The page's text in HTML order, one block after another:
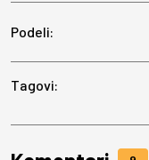
Podeli:
Tagovi: